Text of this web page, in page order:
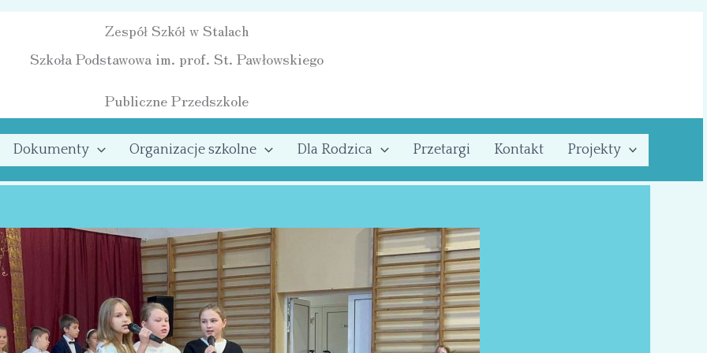
Zespół Szkół w Stalach
Szkoła Podstawowa im. prof. St. Pawłowskiego
Publiczne Przedszkole
Dokumenty Organizacje szkolne Dla Rodzica Przetargi Kontakt Projekty